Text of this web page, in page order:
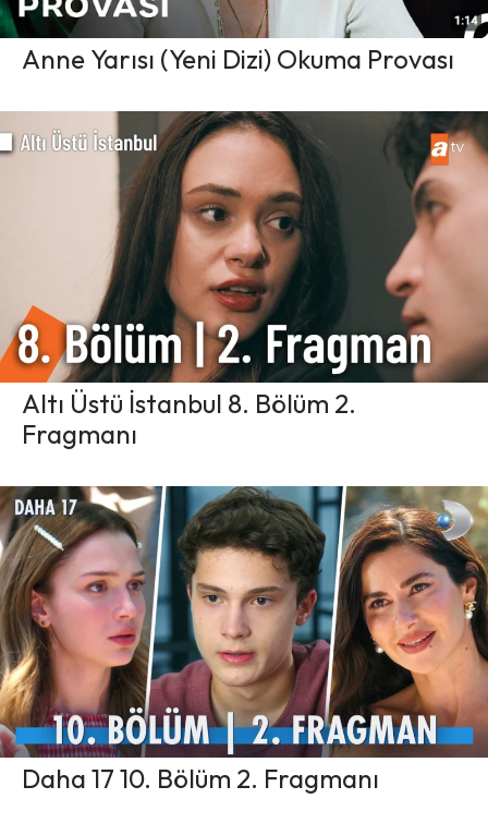
Anne Yarısı (Yeni Dizi) Okuma Provası
Altı Üstü İstanbul 8. Bölüm 2.
Fragmanı
Daha 17 10. Bölüm 2. Fragmanı